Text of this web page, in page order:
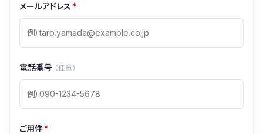
メールアドレス *
電話番号 （任意）
ご用件*